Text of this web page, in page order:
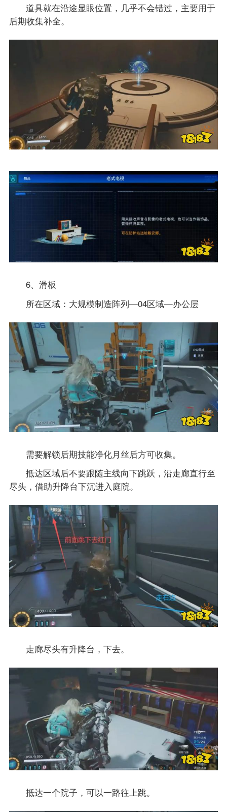
道具就在沿途显眼位置，几乎不会错过，主要用于
后期收集补全。
6、滑板
所在区域：大规模制造阵列—04区域—办公层
需要解锁后期技能净化月丝后方可收集。
抵达区域后不要跟随主线向下跳跃，沿走廊直行至
尽头，借助升降台下沉进入庭院。
走廊尽头有升降台，下去。
抵达一个院子，可以一路往上跳。